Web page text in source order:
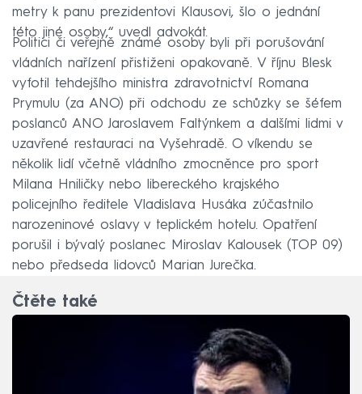
metry k panu prezidentovi Klausovi, šlo o jednání
této jiné osoby,“ uvedl advokát.
Politici či veřejně známé osoby byli při porušování
vládních nařízení přistiženi opakovaně. V říjnu Blesk
vyfotil tehdejšího ministra zdravotnictví Romana
Prymulu (za ANO) při odchodu ze schůzky se šéfem
poslanců ANO Jaroslavem Faltýnkem a dalšími lidmi v
uzavřené restauraci na Vyšehradě. O víkendu se
několik lidí včetně vládního zmocněnce pro sport
Milana Hniličky nebo libereckého krajského
policejního ředitele Vladislava Husáka zúčastnilo
narozeninové oslavy v teplickém hotelu. Opatření
porušil i bývalý poslanec Miroslav Kalousek (TOP 09)
nebo předseda lidovců Marian Jurečka.
Čtěte také